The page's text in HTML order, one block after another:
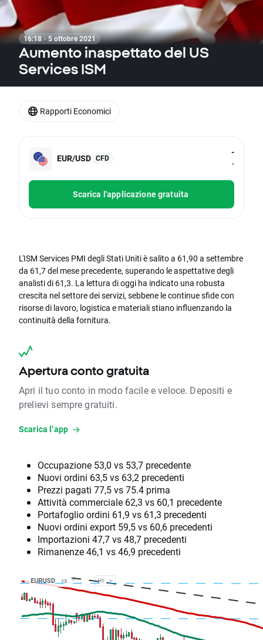
16:18 · 5 ottobre 2021
Aumento inaspettato del US
Services ISM
EUR/USD CFD
-
-
Scarica l'applicazione gratuita
L'ISM Services PMI degli Stati Uniti è salito a 61,90 a settembre
da 61,7 del mese precedente, superando le aspettative degli
analisti di 61,3. La lettura di oggi ha indicato una robusta
crescita nel settore dei servizi, sebbene le continue sfide con
risorse di lavoro, logistica e materiali stiano influenzando la
continuità della fornitura.
Apertura conto gratuita
Apri il tuo conto in modo facile e veloce. Depositi e
prelievi sempre gratuiti.
Scarica l’app
Occupazione 53,0 vs 53,7 precedente
Nuovi ordini 63,5 vs 63,2 precedenti
Prezzi pagati 77,5 vs 75.4 prima
Attività commerciale 62,3 vs 60,1 precedente
Portafoglio ordini 61,9 vs 61,3 precedenti
Nuovi ordini export 59,5 vs 60,6 precedenti
Importazioni 47,7 vs 48,7 precedenti
Rimanenze 46,1 vs 46,9 precedenti
Rapporti Economici